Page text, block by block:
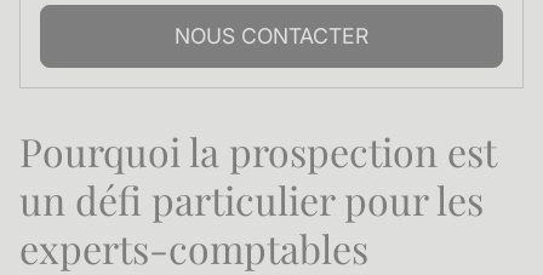
NOUS CONTACTER
Pourquoi la prospection est
un défi particulier pour les
experts-comptables